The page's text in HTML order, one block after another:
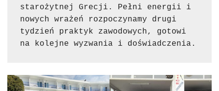
starożytnej Grecji. Pełni energii i
nowych wrażeń rozpoczynamy drugi
tydzień praktyk zawodowych, gotowi
na kolejne wyzwania i doświadczenia.